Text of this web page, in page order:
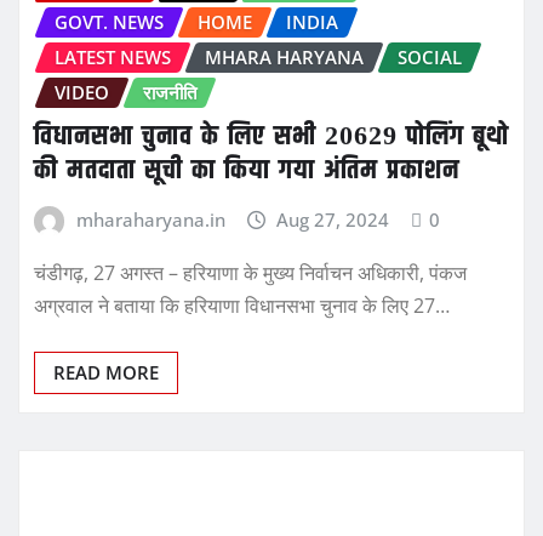
GOVT. NEWS
HOME
INDIA
LATEST NEWS
MHARA HARYANA
SOCIAL
VIDEO
राजनीति
विधानसभा चुनाव के लिए सभी 20629 पोलिंग बूथो
की मतदाता सूची का किया गया अंतिम प्रकाशन
mharaharyana.in Aug 27, 2024 0
चंडीगढ़, 27 अगस्त – हरियाणा के मुख्य निर्वाचन अधिकारी, पंकज
अग्रवाल ने बताया कि हरियाणा विधानसभा चुनाव के लिए 27…
READ MORE